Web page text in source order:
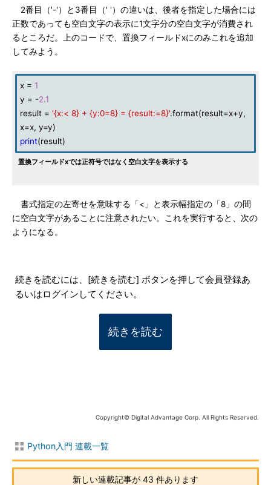
2番目（'-'）と3番目（' '）の違いは、後者を指定した場合には
正数であっても空白文字の表示に1文字分の空白文字が消費され
るところだ。上のコードで、置換フィールドxにのみこれを追加
してみよう。
x = 1
y = -2.1
result = '{x:< 8} + {y:0=8} = {result:=8}'.format(result=x+y,
x=x, y=y)
print(result)
置換フィールドxでは正符号ではなく空白文字を表示する
書式指定の左寄せを意味する「<」と表示幅指定の「8」の間
に空白文字があることに注意されたい。これを実行すると、次の
ようになる。
続きを読むには、[続きを読む] ボタンを押して会員登録あ
るいはログインしてください。
続きを読む
Copyright© Digital Advantage Corp. All Rights Reserved.
Python入門 連載一覧
新しい連載記事が 43 件あります